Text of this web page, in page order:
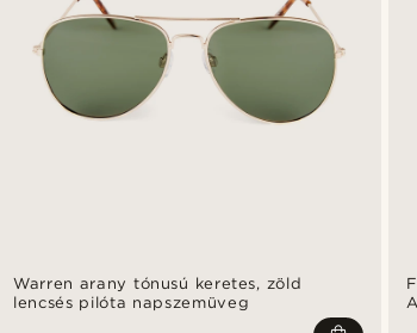
Warren arany tónusú keretes, zöld
lencsés pilóta napszemüveg